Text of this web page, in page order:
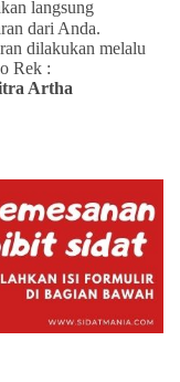
langsung
dari Anda.
dilakukan melalu
Rek :
Artha